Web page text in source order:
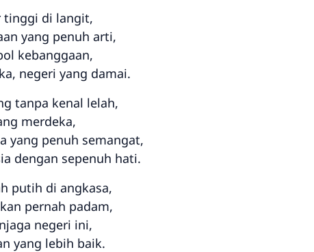
tinggi di langit,
yang penuh arti,
kebanggaan,
negeri yang damai.
tanpa kenal lelah,
merdeka,
yang penuh semangat,
dengan sepenuh hati.
putih di angkasa,
pernah padam,
negeri ini,
yang lebih baik.